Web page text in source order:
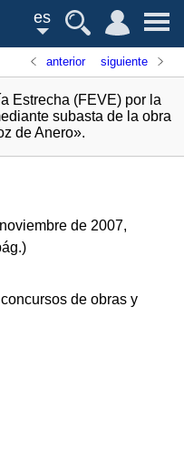
es
anterior siguiente
Estrecha (FEVE) por la
subasta de la obra
de Anero».
de 2007,
)
de obras y